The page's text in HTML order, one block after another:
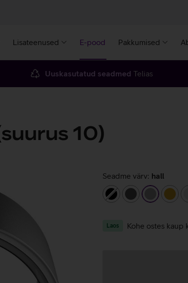
Lisateenused E-pood Pakkumised
Uuskasutatud seadmed Telias
10)
Seadme värv: hall
must
tumehall
hall
Laos Kohe ostes kaup